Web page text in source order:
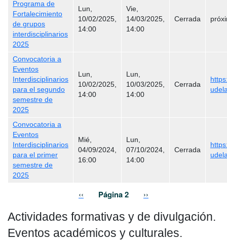
Programa de
Fortalecimiento
de grupos
interdisciplinarios
2025
Lun,
10/02/2025,
14:00
Vie,
14/03/2025,
14:00
Cerrada
Convocatoria a
Eventos
Interdisciplinarios
para el segundo
semestre de
2025
Lun,
10/02/2025,
14:00
Lun,
10/03/2025,
14:00
Cerrada
Convocatoria a
Eventos
Interdisciplinarios
para el primer
semestre de
2025
Mié,
04/09/2024,
16:00
Lun,
07/10/2024,
14:00
Cerrada
Página anterior
‹‹ Página 2 Siguiente página
››
Actividades formativas y de divulgación.
Eventos académicos y culturales.